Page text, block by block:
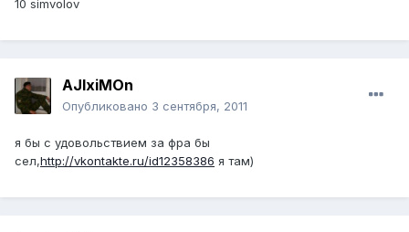
10 simvolov
AJIxiMOn
Опубликовано 3 сентября, 2011
я бы с удовольствием за фра бы
сел,http://vkontakte.ru/id12358386 я там)